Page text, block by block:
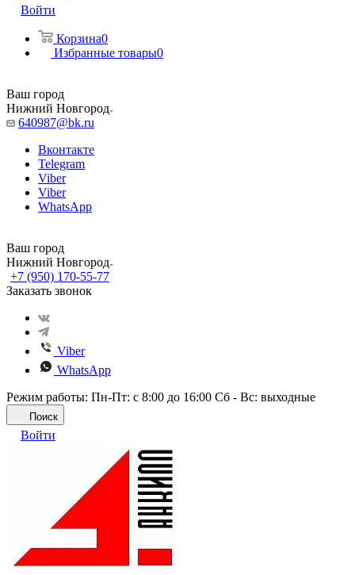
Войти
Корзина0
Избранные товары0
Ваш город
Нижний Новгород
640987@bk.ru
Вконтакте
Telegram
Viber
Viber
WhatsApp
Ваш город
Нижний Новгород
+7 (950) 170-55-77
Заказать звонок
Viber
WhatsApp
Режим работы: Пн-Пт: с 8:00 до 16:00 Сб - Вс: выходные
Поиск
Войти